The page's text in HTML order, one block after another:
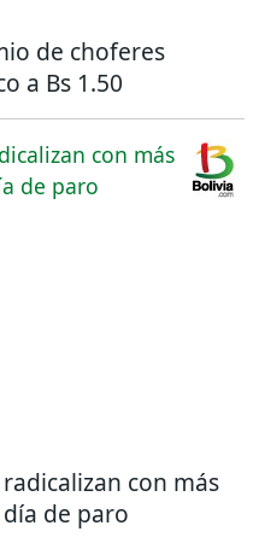
de choferes
a Bs 1.50
con más
de paro